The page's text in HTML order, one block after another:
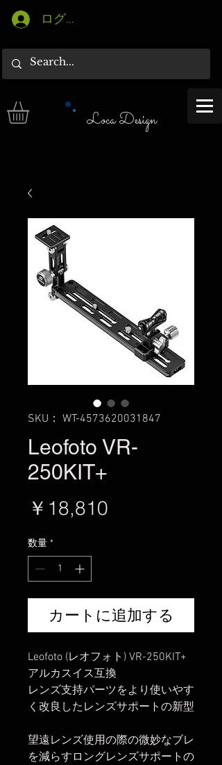
ログイン
Loca Design
SKU： WT-4573620031847
Leofoto VR-
250KIT+
￥18,810
数量 *
カートに追加する
Leofoto (レオフォト) VR-250KIT+
アルカスイス互換
レンズ支持パーツをより使いやす
く改良したレンズサポートの新型
望遠レンズ使用の際の微妙なブレ
を減らすロングレンズサポートの